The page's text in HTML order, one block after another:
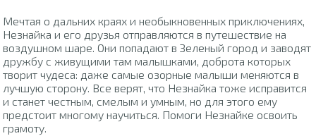
Мечтая о дальних краях и необыкновенных приключениях,
Незнайка и его друзья отправляются в путешествие на
воздушном шаре. Они попадают в Зеленый город и заводят
дружбу с живущими там малышками, доброта которых
творит чудеса: даже самые озорные малыши меняются в
лучшую сторону. Все верят, что Незнайка тоже исправится
и станет честным, смелым и умным, но для этого ему
предстоит многому научиться. Помоги Незнайке освоить
грамоту.